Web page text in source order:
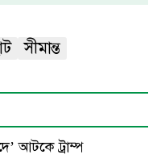
সীমান্ত
আটকে ট্রাম্প